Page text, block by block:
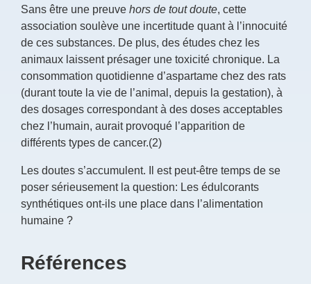
Sans être une preuvehors de tout doute, cette
association soulève une incertitude quant à l’innocuité
de ces substances. De plus, des études chez les
animaux laissent présager une toxicité chronique. La
consommation quotidienne d’aspartame chez des rats
(durant toute la vie de l’animal, depuis la gestation), à
des dosages correspondant à des doses acceptables
chez l’humain, aurait provoqué l’apparition de
différents types de cancer.(2)
Les doutes s’accumulent. Il est peut-être temps de se
poser sérieusement la question: Les édulcorants
synthétiques ont-ils une place dans l’alimentation
humaine ?
Références